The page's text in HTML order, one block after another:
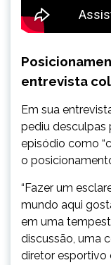
entrevista
Em sua
pediu desculpas
episódio como
o
“Fazer um
mundo aqui
em uma
discussão, uma
diretor esportivo